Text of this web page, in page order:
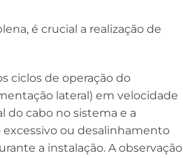
é crucial a realização de
ciclos de operação do
lateral) em velocidade
do cabo no sistema e a
ou desalinhamento
a instalação. A observação